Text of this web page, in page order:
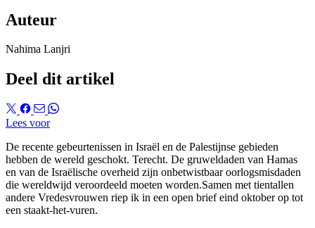
Auteur
Nahima Lanjri
Deel dit artikel
Lees voor
De recente gebeurtenissen in Israël en de Palestijnse gebieden
hebben de wereld geschokt. Terecht. De gruweldaden van Hamas
en van de Israëlische overheid zijn onbetwistbaar oorlogsmisdaden
die wereldwijd veroordeeld moeten worden.Samen met tientallen
andere Vredesvrouwen riep ik in een open brief eind oktober op tot
een staakt-het-vuren.